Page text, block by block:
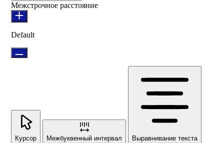
Межстрочное расстояние
Default
Курсор Межбуквенный интервал Выравнивание текста